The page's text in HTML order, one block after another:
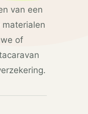
van een
of